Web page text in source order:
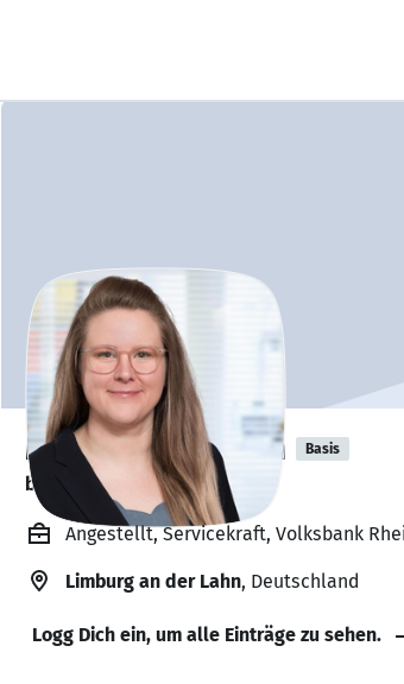
Melissa Kosmann Basis
bildet sich zurzeit weiter. 🎓
Angestellt, Servicekraft, Volksbank
Limburg an der Lahn, Deutschland
Logg Dich ein, um alle Einträge zu sehen.